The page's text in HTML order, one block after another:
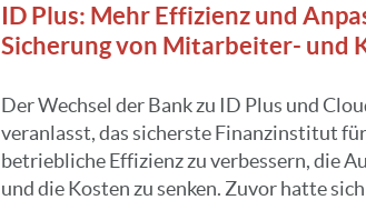
ID Plus: Mehr Effizienz und
Sicherung von Mitarbeiter- und
Der Wechsel der Bank zu ID Plus und
veranlasst, das sicherste Finanzinstitut
betriebliche Effizienz zu verbessern, die
und die Kosten zu senken. Zuvor hatte